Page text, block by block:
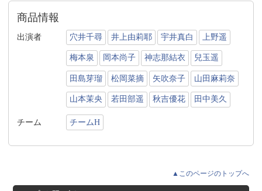
商品情報
出演者 穴井千尋 井上由莉耶 宇井真白 上野遥
梅本泉 岡本尚子 神志那結衣 兒玉遥
田島芽瑠 松岡菜摘 矢吹奈子 山田麻莉奈
山本茉央 若田部遥 秋吉優花 田中美久
チーム チームH
▲このページのトップへ